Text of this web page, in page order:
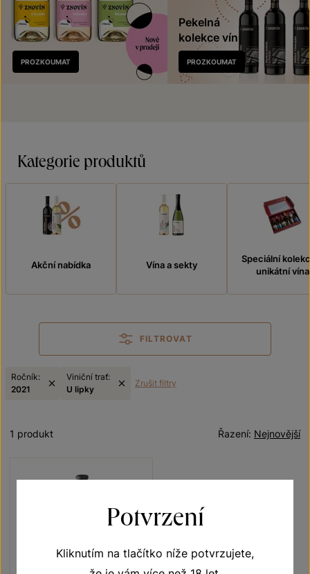
Nově
v prodeji
PROZKOUMAT
Pekelná
kolekce vín
PROZKOUMAT
Kategorie produktů
Akční nabídka Vína a sekty
Speciální
unikátní vína
FILTROVAT
Ročník:
2021
Viniční trať:
U lipky
Zrušit filtry
Nejnovější
Řazení:
1 produkt
Potvrzení
Kliknutím na tlačítko níže potvrzujete,